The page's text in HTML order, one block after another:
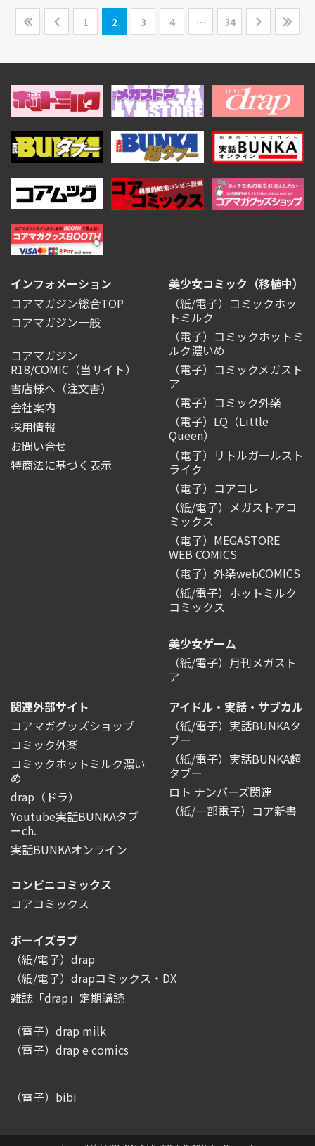
1 2 3 4 … 34
インフォメーション
コアマガジン総合TOP
コアマガジン一般
コアマガジン
R18/COMIC （当サイト）
書店様へ（注文書）
会社案内
採用情報
お問い合せ
特商法に基づく表示
美少女コミック（移植中）
（紙/電子）コミックホッ
トミルク
（電子）コミックホットミ
ルク濃いめ
（電子）コミックメガスト
ア
（電子）コミック外楽
（電子）LQ（Little
Queen）
（電子）リトルガールスト
ライク
（電子）コアコレ
（紙/電子）メガストアコ
ミックス
（電子）MEGASTORE
WEB COMICS
（電子）外楽webCOMICS
（紙/電子）ホットミルク
コミックス
美少女ゲーム
（紙/電子）月刊メガスト
ア
関連外部サイト
コアマガグッズショップ
コミック外楽
コミックホットミルク濃い
め
drap（ドラ）
Youtube実話BUNKAタブ
ーch.
実話BUNKAオンライン
アイドル・実話・サブカル
（紙/電子）実話BUNKAタ
ブー
（紙/電子）実話BUNKA超
タブー
ロト ナンバーズ関連
（紙/一部電子）コア新書
コンビニコミックス
コアコミックス
ボーイズラブ
（紙/電子）drap
（紙/電子）drapコミックス・DX
雑誌「drap」定期購読
（電子）drap milk
（電子）drap e comics
（電子）bibi